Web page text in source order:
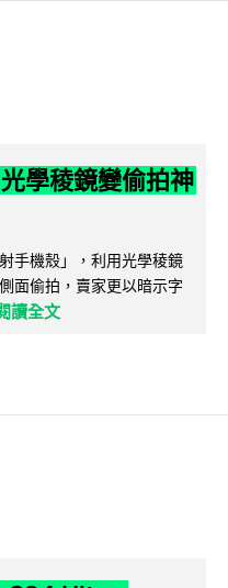
學稜鏡變偷拍神
手機殼」，利用光學稜鏡
面偷拍，賣家更以暗示字
讀全文